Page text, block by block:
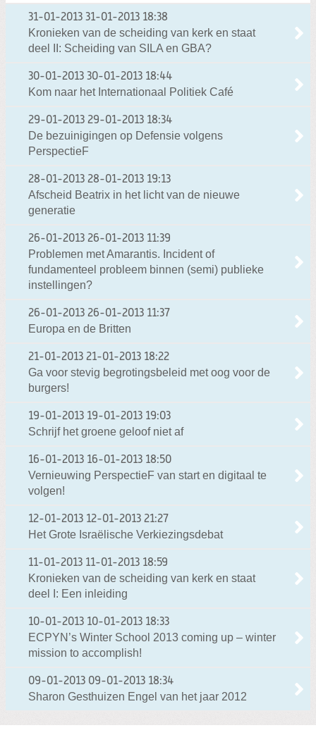
31-01-2013 31-01-2013 18:38
Kronieken van de scheiding van kerk en staat
deel II: Scheiding van SILA en GBA?
30-01-2013 30-01-2013 18:44
Kom naar het Internationaal Politiek Café
29-01-2013 29-01-2013 18:34
De bezuinigingen op Defensie volgens
PerspectieF
28-01-2013 28-01-2013 19:13
Afscheid Beatrix in het licht van de nieuwe
generatie
26-01-2013 26-01-2013 11:39
Problemen met Amarantis. Incident of
fundamenteel probleem binnen (semi) publieke
instellingen?
26-01-2013 26-01-2013 11:37
Europa en de Britten
21-01-2013 21-01-2013 18:22
Ga voor stevig begrotingsbeleid met oog voor de
burgers!
19-01-2013 19-01-2013 19:03
Schrijf het groene geloof niet af
16-01-2013 16-01-2013 18:50
Vernieuwing PerspectieF van start en digitaal te
volgen!
12-01-2013 12-01-2013 21:27
Het Grote Israëlische Verkiezingsdebat
11-01-2013 11-01-2013 18:59
Kronieken van de scheiding van kerk en staat
deel I: Een inleiding
10-01-2013 10-01-2013 18:33
ECPYN’s Winter School 2013 coming up – winter
mission to accomplish!
09-01-2013 09-01-2013 18:34
Sharon Gesthuizen Engel van het jaar 2012